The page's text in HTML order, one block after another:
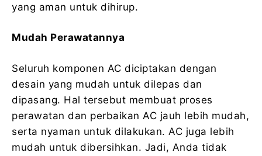
yang aman untuk dihirup.
Mudah Perawatannya
Seluruh komponen AC diciptakan dengan
desain yang mudah untuk dilepas dan
dipasang. Hal tersebut membuat proses
perawatan dan perbaikan AC jauh lebih mudah,
serta nyaman untuk dilakukan. AC juga lebih
mudah untuk dibersihkan. Jadi, Anda tidak